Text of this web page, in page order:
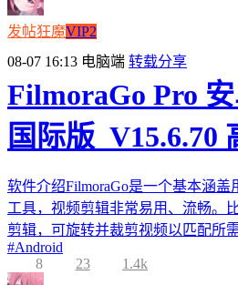
发帖狂魔VIP2
08-07 16:13 电脑端 转载分享
FilmoraGo Pro
国际版_V15.6.70
软件介绍FilmoraGo是一个基本涵
工具，视频剪辑非常易用、流畅。
剪辑，可旋转并裁剪视频以匹配所
#Android
8
23 1.4k